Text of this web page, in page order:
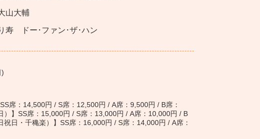
山大輔
寿 ドー･ファン･ザ･ハン
)
席：14,500円 / S席：12,500円 / A席：9,500円 / B席：
】SS席：15,000円 / S席：13,000円 / A席：10,000円 / B
日・千穐楽）】SS席：16,000円 / S席：14,000円 / A席：